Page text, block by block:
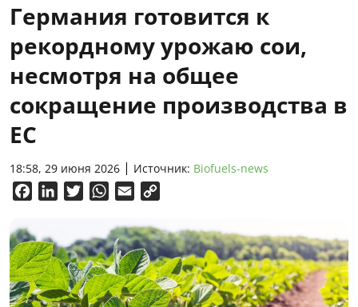
Германия готовится к
рекордному урожаю сои,
несмотря на общее
сокращение производства в
ЕС
18:58, 29 июня 2026 Источник: Biofuels-news
FacebookLinkedInTwitterWhatsApp
Email